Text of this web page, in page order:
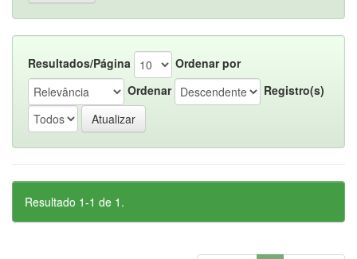
Resultados/Página
Ordenar por
Ordenar
Registro(s)
Resultado 1-1 de 1.